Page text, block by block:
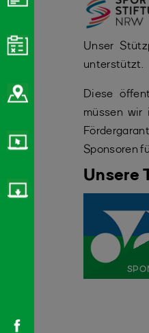
Unser
unterstützt.
Diese
müssen wir
Sponsoren
Unsere